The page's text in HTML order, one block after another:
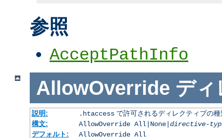
参照
AcceptPathInfo
AllowOverride ディ
説明: .htaccessで許可されるディレクティブの種
構文:
AllowOverride All|None| directive-
デフォルト:
AllowOverride All